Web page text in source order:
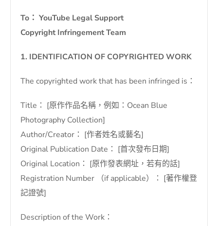
To： YouTube Legal Support
Copyright Infringement Team
1. IDENTIFICATION OF COPYRIGHTED WORK
The copyrighted work that has been infringed is：
Title： [原作作品名稱，例如：Ocean Blue
Photography Collection]
Author/Creator： [作者姓名或藝名]
Original Publication Date： [首次發布日期]
Original Location： [原作發表網址，若有的話]
Registration Number （if applicable）： [著作權登
記證號]
Description of the Work：